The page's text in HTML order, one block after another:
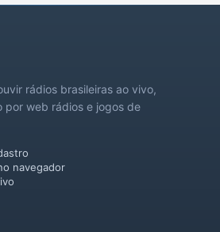
rádios brasileiras ao vivo,
por web rádios e jogos de
navegador